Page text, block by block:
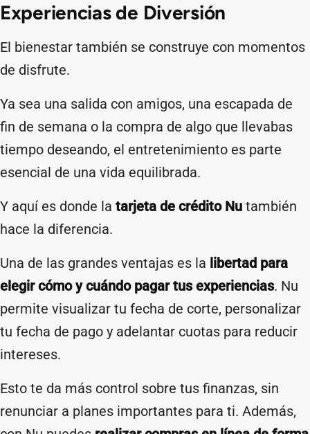
Experiencias de Diversión
El bienestar también se construye con momentos
de disfrute.
Ya sea una salida con amigos, una escapada de
fin de semana o la compra de algo que llevabas
tiempo deseando, el entretenimiento es parte
esencial de una vida equilibrada.
Y aquí es donde la tarjeta de crédito Nu también
hace la diferencia.
Una de las grandes ventajas es la libertad para
elegir cómo y cuándo pagar tus experiencias. Nu
permite visualizar tu fecha de corte, personalizar
tu fecha de pago y adelantar cuotas para reducir
intereses.
Esto te da más control sobre tus finanzas, sin
renunciar a planes importantes para ti. Además,